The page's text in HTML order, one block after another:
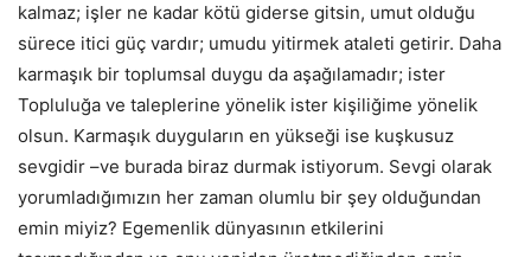
kalmaz; işler ne kadar kötü giderse gitsin, umut olduğu
sürece itici güç vardır; umudu yitirmek ataleti getirir. Daha
karmaşık bir toplumsal duygu da aşağılamadır; ister
Topluluğa ve taleplerine yönelik ister kişiliğime yönelik
olsun. Karmaşık duyguların en yükseği ise kuşkusuz
sevgidir –ve burada biraz durmak istiyorum. Sevgi olarak
yorumladığımızın her zaman olumlu bir şey olduğundan
emin miyiz? Egemenlik dünyasının etkilerini